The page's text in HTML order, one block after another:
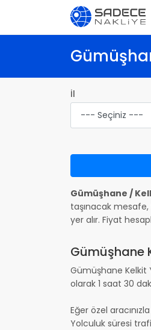
İl
Gümüşhane /
taşınacak mesafe,
yer alır. Fiyat
Gümüşhane
Gümüşhane Kelkit
olarak 1 saat 30
Eğer özel
Yolculuk süresi